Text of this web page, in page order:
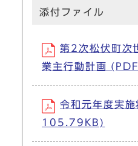
添付ファイル
第2次松伏町次
業主行動計画
令和元年度実
105.79KB)